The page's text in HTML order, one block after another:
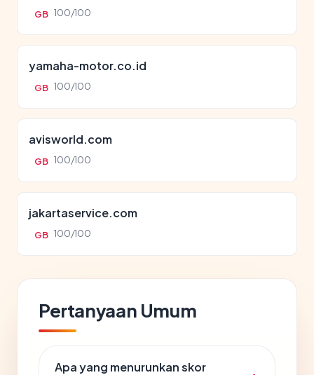
GB 100/100
yamaha-motor.co.id
GB 100/100
avisworld.com
GB 100/100
jakartaservice.com
GB 100/100
Pertanyaan Umum
Apa yang menurunkan skor